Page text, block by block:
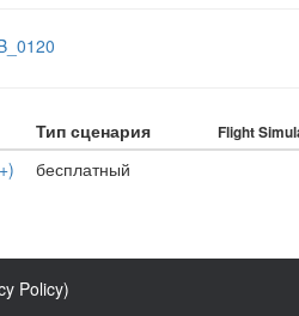
Тип сценария Flight
бесплатный
Policy)